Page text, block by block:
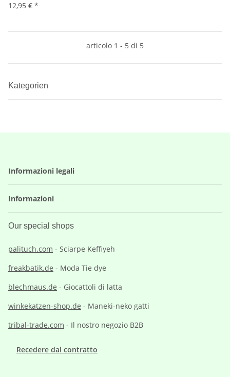
12,95 € *
articolo 1 - 5 di 5
Kategorien
Informazioni legali
Informazioni
Our special shops
palituch.com - Sciarpe Keffiyeh
freakbatik.de - Moda Tie dye
blechmaus.de - Giocattoli di latta
winkekatzen-shop.de - Maneki-neko gatti
tribal-trade.com - Il nostro negozio B2B
Recedere dal contratto